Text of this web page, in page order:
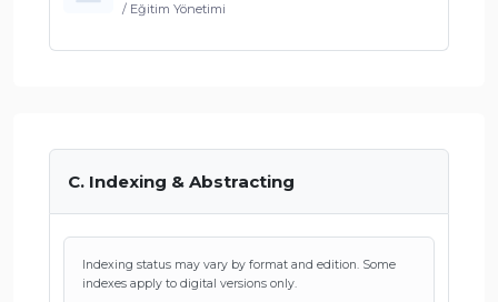
/ Eğitim Yönetimi
C. Indexing & Abstracting
Indexing status may vary by format and edition. Some
indexes apply to digital versions only.